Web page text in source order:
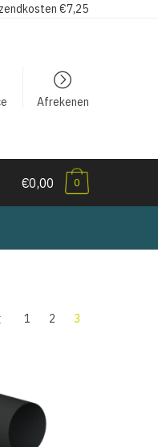
€7,25
Afrekenen
€0,00 0
1 2 3